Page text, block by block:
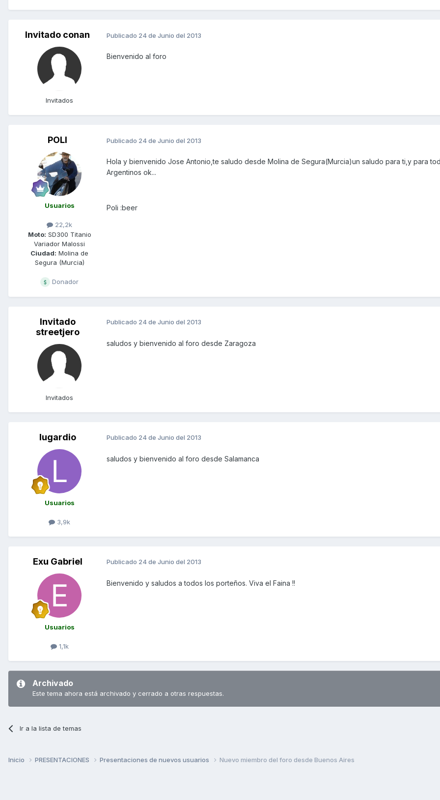
Invitado conan
Invitados
Publicado 24 de Junio del 2013
Bienvenido al foro
POLI
Usuarios
22,2k
Moto: SD300 Titanio
Variador Malossi
Ciudad: Molina de
Segura (Murcia)
Donador
Publicado 24 de Junio del 2013
Hola y bienvenido Jose Antonio,te saludo desde Molina de Segura(Murcia)un saludo para ti,y para
Argentinos ok...
Poli :beer
Invitado
streetjero
Invitados
Publicado 24 de Junio del 2013
saludos y bienvenido al foro desde Zaragoza
lugardio
Usuarios
3,9k
Publicado 24 de Junio del 2013
saludos y bienvenido al foro desde Salamanca
Exu Gabriel
Usuarios
1,1k
Publicado 24 de Junio del 2013
Bienvenido y saludos a todos los porteños. Viva el Faina !!
Archivado
Este tema ahora está archivado y cerrado a otras respuestas.
Ir a la lista de temas
Inicio PRESENTACIONES Presentaciones de nuevos usuarios Nuevo miembro del foro desde Buenos Aires